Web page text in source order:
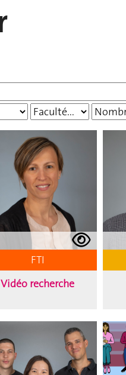
FTI
Vidéo recherche